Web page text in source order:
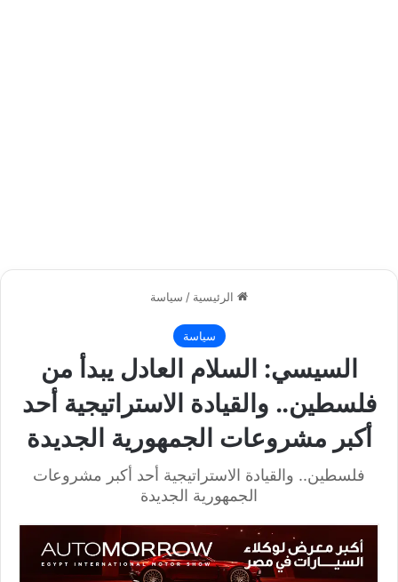
الرئيسية / سياسة
سياسة
السيسي: السلام العادل يبدأ من
فلسطين.. والقيادة الاستراتيجية أحد
أكبر مشروعات الجمهورية الجديدة
فلسطين.. والقيادة الاستراتيجية أحد أكبر مشروعات
الجمهورية الجديدة